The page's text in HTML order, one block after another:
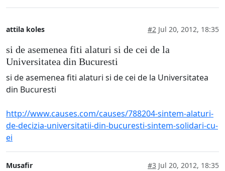
attila koles #2 Jul 20, 2012, 18:35
si de asemenea fiti alaturi si de cei de la
Universitatea din Bucuresti
si de asemenea fiti alaturi si de cei de la Universitatea
din Bucuresti
http://www.causes.com/causes/788204-sintem-alaturi-
de-decizia-universitatii-din-bucuresti-sintem-solidari-cu-
ei
Musafir #3 Jul 20, 2012, 18:35